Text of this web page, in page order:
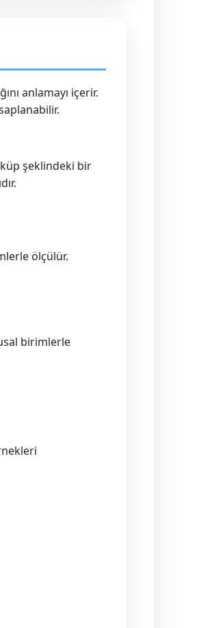
anlamayı içerir.
şeklindeki bir
ölçülür.
birimlerle